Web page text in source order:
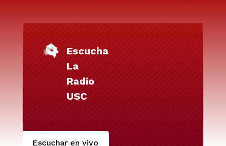
Escucha
La
Radio
USC
Escuchar en vivo